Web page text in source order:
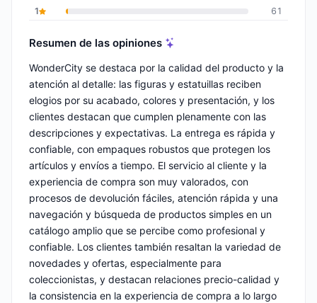
1
61
Resumen de las opiniones
WonderCity se destaca por la calidad del producto y la
atención al detalle: las figuras y estatuillas reciben
elogios por su acabado, colores y presentación, y los
clientes destacan que cumplen plenamente con las
descripciones y expectativas. La entrega es rápida y
confiable, con empaques robustos que protegen los
artículos y envíos a tiempo. El servicio al cliente y la
experiencia de compra son muy valorados, con
procesos de devolución fáciles, atención rápida y una
navegación y búsqueda de productos simples en un
catálogo amplio que se percibe como profesional y
confiable. Los clientes también resaltan la variedad de
novedades y ofertas, especialmente para
coleccionistas, y destacan relaciones precio-calidad y
la consistencia en la experiencia de compra a lo largo